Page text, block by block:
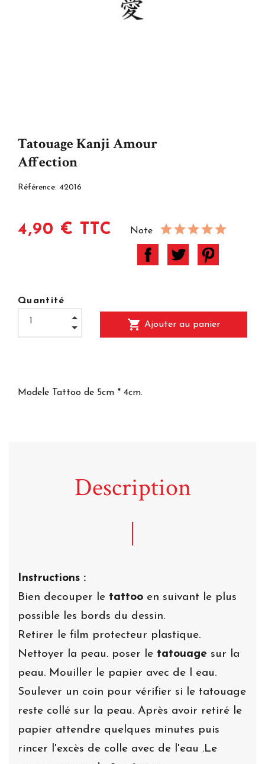
Tatouage Kanji Amour
Affection
Référence: 42016
4,90 € TTC Note
Quantité
shopping_cart Ajouter au panier
Modele Tattoo de 5cm * 4cm.
Description
Instructions :
Bien decouper le tattoo en suivant le plus
possible les bords du dessin.
Retirer le film protecteur plastique.
Nettoyer la peau. poser le tatouage sur la
peau. Mouiller le papier avec de l eau.
Soulever un coin pour vérifier si le tatouage
reste collé sur la peau. Après avoir retiré le
papier attendre quelques minutes puis
rincer l'excès de colle avec de l'eau .Le